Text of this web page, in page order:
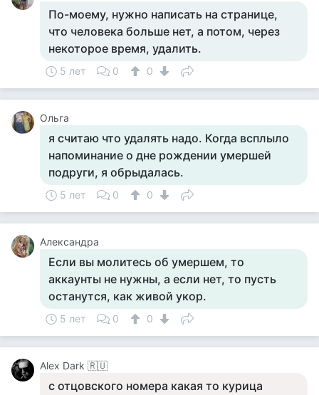
По-моему, нужно написать на странице,
что человека больше нет, а потом, через
некоторое время, удалить.
5 лет 0 0
Ольга
я считаю что удалять надо. Когда всплыло
напоминание о дне рождении умершей
подруги, я обрыдалась.
5 лет 0 0
Александра
Если вы молитесь об умершем, то
аккаунты не нужны, а если нет, то пусть
останутся, как живой укор.
5 лет 0 0
Alex Dark 🇷🇺
с отцовского номера какая то курица